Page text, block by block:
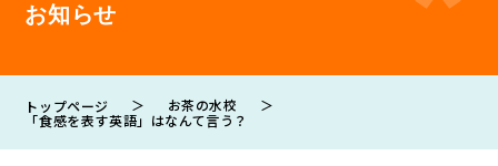
お知らせ
トップページ ＞ お茶の水校
＞
「食感を表す英語」はなんて言う？